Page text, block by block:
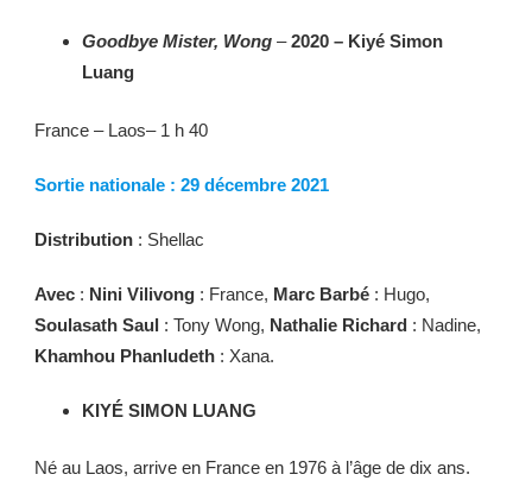
Goodbye Mister, Wong –2020 – Kiyé Simon
Luang
France – Laos– 1 h 40
Sortie nationale : 29 décembre 2021
Distribution : Shellac
Avec : Nini Vilivong : France, Marc Barbé : Hugo,
Soulasath Saul : Tony Wong, Nathalie Richard : Nadine,
Khamhou Phanludeth : Xana.
KIYÉ SIMON LUANG
Né au Laos, arrive en France en 1976 à l’âge de dix ans.